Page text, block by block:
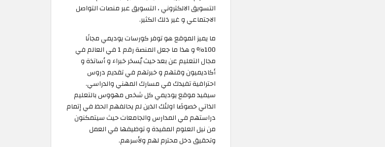
التسويق الالكتروني ، التسويق عبر منصات التواصل
الاجتماعي و غير ذلك الكثير.
ما يميز الموقع هو توفر كورسات يوديمي مجانًا
100% و هذا ما جعل المنصة رقم 1 في العالم في
مجال التعليم عن بعد حيث يُسخر خبراء و أساتذة و
أكاديميون وقتهم و خبرتهم في تقديم دروس
احترافية تفيدك في مسارك المهني والدراسي.
سيفيد موقع يوديمي كل شخص مهووس بالتعليم
الذاتي خصوصًا اولئك الذين لم يحالفهم الحظ في إتمام
دراستهم في المدارس والجامعات حيث سيتمكنون
من نيل العلوم المفيدة و توظيفها في العمل
وتحقيق دخل محترم لهم ولأسرهم.